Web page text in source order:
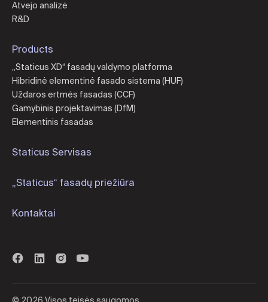
Atvejo analizė
R&D
Products
„Staticus XD“ fasadų valdymo platforma
Hibridinė elementinė fasado sistema (HUF)
Uždaros ertmės fasadas (CCF)
Gamybinis projektavimas (DfM)
Elementinis fasadas
Staticus Servisas
„Staticus“ fasadų priežiūra
Kontaktai